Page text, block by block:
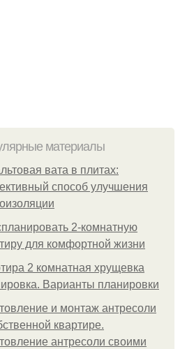
материалы
вата в плитах:
способ улучшения
2-комнатную
для комфортной жизни
2 комнатная хрущевка
Варианты планировки
и монтаж антресоли
квартире.
антресоли своими